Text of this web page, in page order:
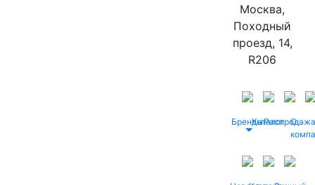
Москва,
Походный
проезд, 14,
R206
БрендыКаталог
Распродажа
О